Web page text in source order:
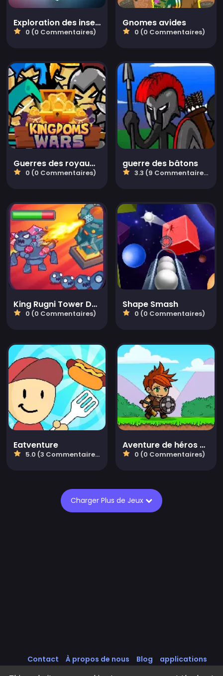
Exploration des insectes
0 (0 Commentaires)
Gnomes avides
0 (0 Commentaires)
Guerres des royaumes
0 (0 Commentaires)
guerre des bâtons
3.3 (9 Commentaires)
King Rugni Tower Defense
0 (0 Commentaires)
Shape Smash
0 (0 Commentaires)
Eatventure
5.0 (3 Commentaires)
Aventure de héros de chevalier RPG oisif
0 (0 Commentaires)
Charger Plus de Jeux
Contact À propos de nous Blog
applications
Intégrer des Jeux
Tous les Jeux
Politique de cookies